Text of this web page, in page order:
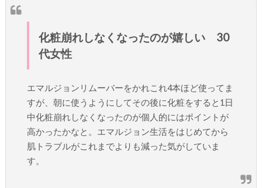
化粧崩れしなくなったのが嬉しい 30
代女性
エマルジョンリムーバーをかれこれ4本ほど使ってま
すが、朝に使うようにしてその後に化粧をすると1日
中化粧崩れしなくなったのが個人的にはポイントが
高かったかなと。エマルジョン生活をはじめてから
肌トラブルがこれまでよりも減った気がしていま
す。